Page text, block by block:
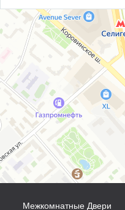
Межкомнатные Двери